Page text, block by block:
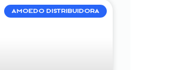
AMOEDO DISTRIBUIDORA